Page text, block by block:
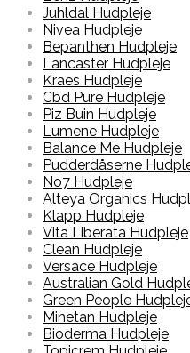
Juhldal Hudpleje
Nivea Hudpleje
Bepanthen Hudpleje
Lancaster Hudpleje
Kraes Hudpleje
Cbd Pure Hudpleje
Piz Buin Hudpleje
Lumene Hudpleje
Balance Me Hudpleje
Pudderdåserne
No7 Hudpleje
Alteya Organics
Klapp Hudpleje
Vita Liberata Hudpleje
Clean Hudpleje
Versace Hudpleje
Australian Gold
Green People
Minetan Hudpleje
Bioderma Hudpleje